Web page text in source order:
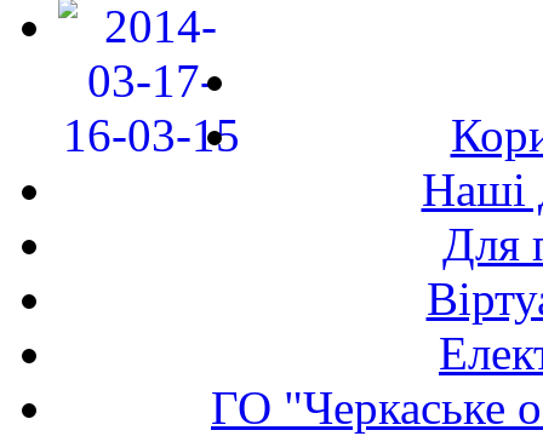
Наші
Для
ГО "Черкаське